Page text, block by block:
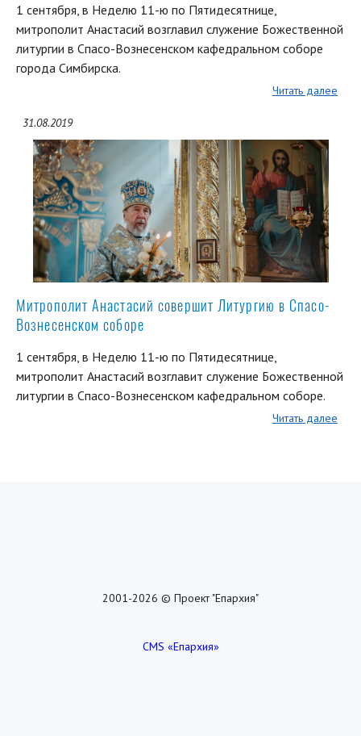
1 сентября, в Неделю 11-ю по Пятидесятнице,
митрополит Анастасий возглавил служение Божественной
литургии в Спасо-Вознесенском кафедральном соборе
города Симбирска.
Читать далее
31.08.2019
Митрополит Анастасий совершит Литургию в Спасо-
Вознесенском соборе
1 сентября, в Неделю 11-ю по Пятидесятнице,
митрополит Анастасий возглавит служение Божественной
литургии в Спасо-Вознесенском кафедральном соборе.
Читать далее
2001-2026 © Проект "Епархия"
CMS «Епархия»